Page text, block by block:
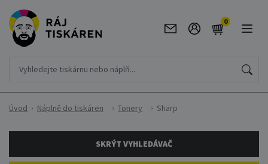
0
Úvod Náplně do tiskáren Tonery Sharp
SKRÝT VYHLEDÁVAČ